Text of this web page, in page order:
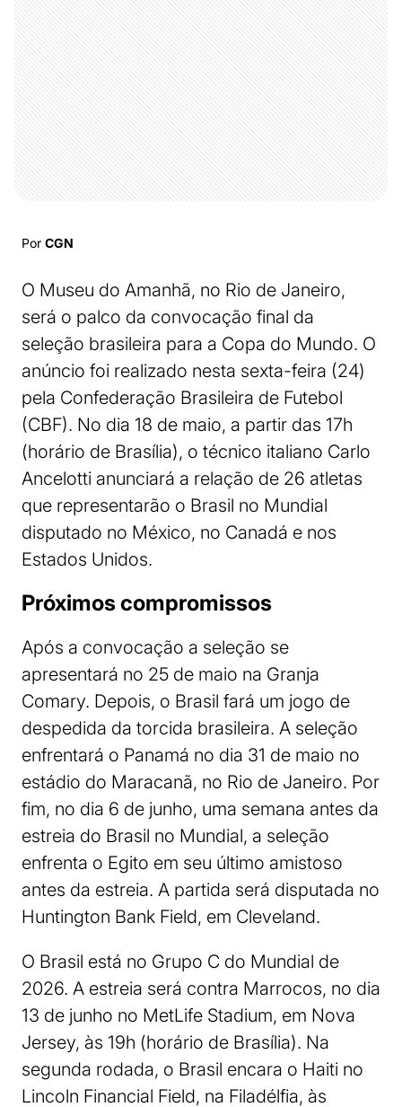
Por CGN
O Museu do Amanhã, no Rio de Janeiro,
será o palco da convocação final da
seleção brasileira para a Copa do Mundo. O
anúncio foi realizado nesta sexta-feira (24)
pela Confederação Brasileira de Futebol
(CBF). No dia 18 de maio, a partir das 17h
(horário de Brasília), o técnico italiano Carlo
Ancelotti anunciará a relação de 26 atletas
que representarão o Brasil no Mundial
disputado no México, no Canadá e nos
Estados Unidos.
Próximos compromissos
Após a convocação a seleção se
apresentará no 25 de maio na Granja
Comary. Depois, o Brasil fará um jogo de
despedida da torcida brasileira. A seleção
enfrentará o Panamá no dia 31 de maio no
estádio do Maracanã, no Rio de Janeiro. Por
fim, no dia 6 de junho, uma semana antes da
estreia do Brasil no Mundial, a seleção
enfrenta o Egito em seu último amistoso
antes da estreia. A partida será disputada no
Huntington Bank Field, em Cleveland.
O Brasil está no Grupo C do Mundial de
2026. A estreia será contra Marrocos, no dia
13 de junho no MetLife Stadium, em Nova
Jersey, às 19h (horário de Brasília). Na
segunda rodada, o Brasil encara o Haiti no
Lincoln Financial Field, na Filadélfia, às